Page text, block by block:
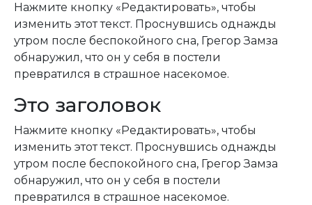
Нажмите кнопку «Редактировать», чтобы
изменить этот текст. Проснувшись однажды
утром после беспокойного сна, Грегор Замза
обнаружил, что он у себя в постели
превратился в страшное насекомое.
Это заголовок
Нажмите кнопку «Редактировать», чтобы
изменить этот текст. Проснувшись однажды
утром после беспокойного сна, Грегор Замза
обнаружил, что он у себя в постели
превратился в страшное насекомое.